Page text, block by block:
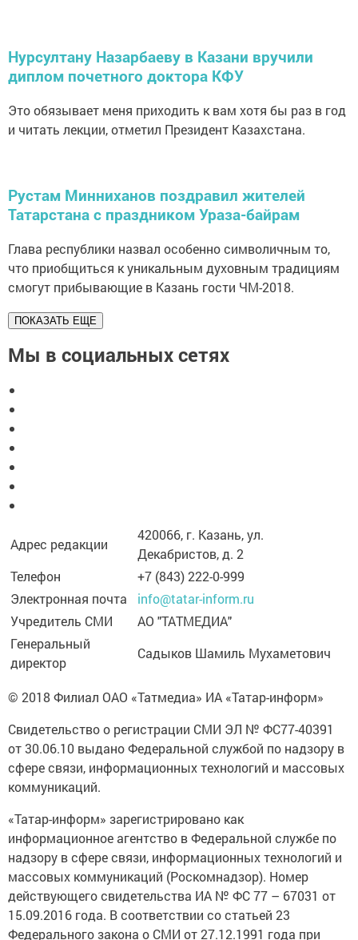
Нурсултану Назарбаеву в Казани вручили
диплом почетного доктора КФУ
Это обязывает меня приходить к вам хотя бы раз в год
и читать лекции, отметил Президент Казахстана.
Рустам Минниханов поздравил жителей
Татарстана с праздником Ураза-байрам
Глава республики назвал особенно символичным то,
что приобщиться к уникальным духовным традициям
смогут прибывающие в Казань гости ЧМ-2018.
ПОКАЗАТЬ ЕЩЕ
Мы в социальных сетях
Адрес редакции
420066, г. Казань, ул.
Декабристов, д. 2
Телефон
+7 (843) 222-0-999
Электронная почта
info@tatar-inform.ru
Учредитель СМИ
АО "ТАТМЕДИА"
Генеральный
директор
Садыков Шамиль Мухаметович
© 2018 Филиал ОАО «Татмедиа» ИА «Татар-информ»
Свидетельство о регистрации СМИ ЭЛ № ФС77-40391
от 30.06.10 выдано Федеральной службой по надзору в
сфере связи, информационных технологий и массовых
коммуникаций.
«Татар-информ» зарегистрировано как
информационное агентство в Федеральной службе по
надзору в сфере связи, информационных технологий и
массовых коммуникаций (Роскомнадзор). Номер
действующего свидетельства ИА № ФС 77 – 67031 от
15.09.2016 года. В соответствии со статьей 23
Федерального закона о СМИ от 27.12.1991 года при